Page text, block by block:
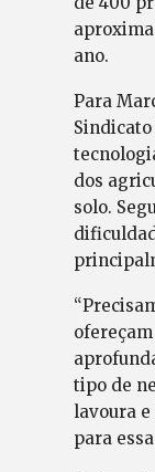
ano.
Para
Sindicato
dos
solo.
tipo de
lavoura
para